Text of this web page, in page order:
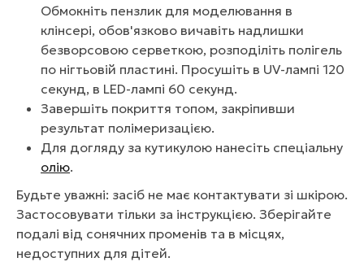
Обмокніть пензлик для моделювання в
клінсері, обов'язково вичавіть надлишки
безворсовою серветкою, розподіліть полігель
по нігтьовій пластині. Просушіть в UV-лампі 120
секунд, в LED-лампі 60 секунд.
Завершіть покриття топом, закріпивши
результат полімеризацією.
Для догляду за кутикулою нанесіть спеціальну
олію.
Будьте уважні: засіб не має контактувати зі шкірою.
Застосовувати тільки за інструкцією. Зберігайте
подалі від сонячних променів та в місцях,
недоступних для дітей.